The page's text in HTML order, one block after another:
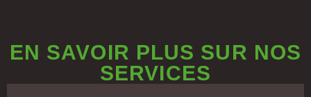
EN SAVOIR PLUS SUR NOS
SERVICES